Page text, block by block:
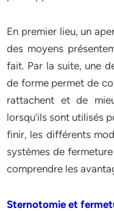
En premier lieu, un
des moyens
fait. Par la suite, une
de forme permet de
rattachent et de
lorsqu’ils sont utilisés
finir, les différents
systèmes de
comprendre les
Sternotomie et